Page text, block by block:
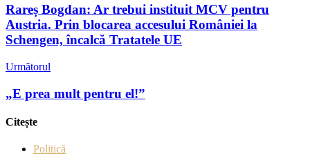
Rareș Bogdan: Ar trebui instituit MCV pentru
Austria. Prin blocarea accesului României la
Schengen, încalcă Tratatele UE
Următorul
„E prea mult pentru el!”
Citește
Politică